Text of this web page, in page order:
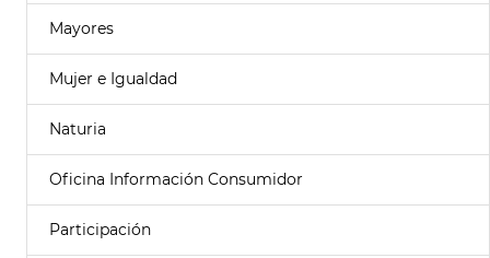
Mayores
Mujer e Igualdad
Naturia
Oficina Información Consumidor
Participación